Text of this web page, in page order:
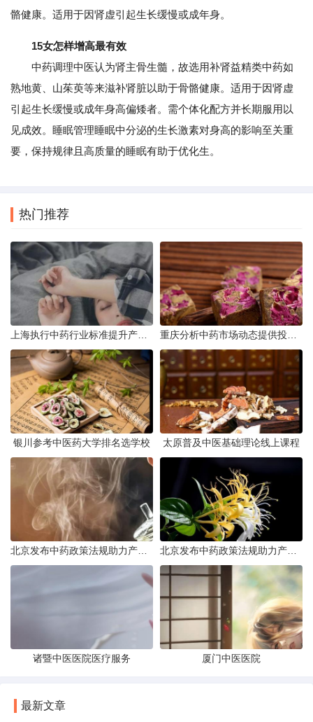
骼健康。适用于因肾虚引起生长缓慢或成年身。
15女怎样增高最有效
中药调理中医认为肾主骨生髓，故选用补肾益精类中药如
熟地黄、山茱萸等来滋补肾脏以助于骨骼健康。适用于因肾虚
引起生长缓慢或成年身高偏矮者。需个体化配方并长期服用以
见成效。睡眠管理睡眠中分泌的生长激素对身高的影响至关重
要，保持规律且高质量的睡眠有助于优化生。
热门推荐
银川参考中医药大学排名选学校 太原普及中医基础理论线上课程
诸暨中医医院医疗服务 厦门中医医院
最新文章